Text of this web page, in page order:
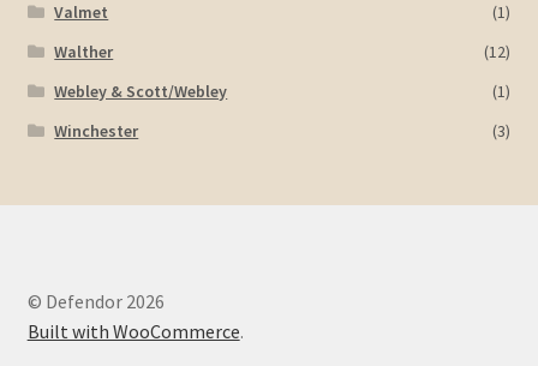
Valmet
(1)
Walther
(12)
Webley & Scott/Webley
(1)
Winchester
(3)
© Defendor 2026
Built with WooCommerce.